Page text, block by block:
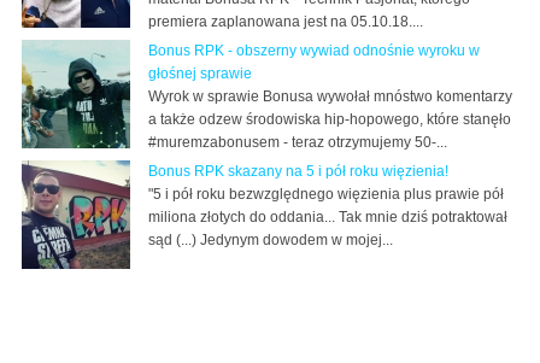
premiera zaplanowana jest na 05.10.18....
Bonus RPK - obszerny wywiad odnośnie wyroku w
głośnej sprawie
Wyrok w sprawie Bonusa wywołał mnóstwo komentarzy
a także odzew środowiska hip-hopowego, które stanęło
#muremzabonusem - teraz otrzymujemy 50-...
Bonus RPK skazany na 5 i pół roku więzienia!
"5 i pół roku bezwzględnego więzienia plus prawie pół
miliona złotych do oddania... Tak mnie dziś potraktował
sąd (...) Jedynym dowodem w mojej...